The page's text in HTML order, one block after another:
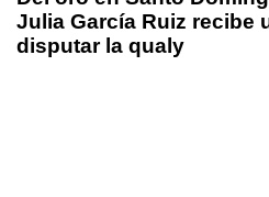
Julia García Ruiz recibe
disputar la qualy